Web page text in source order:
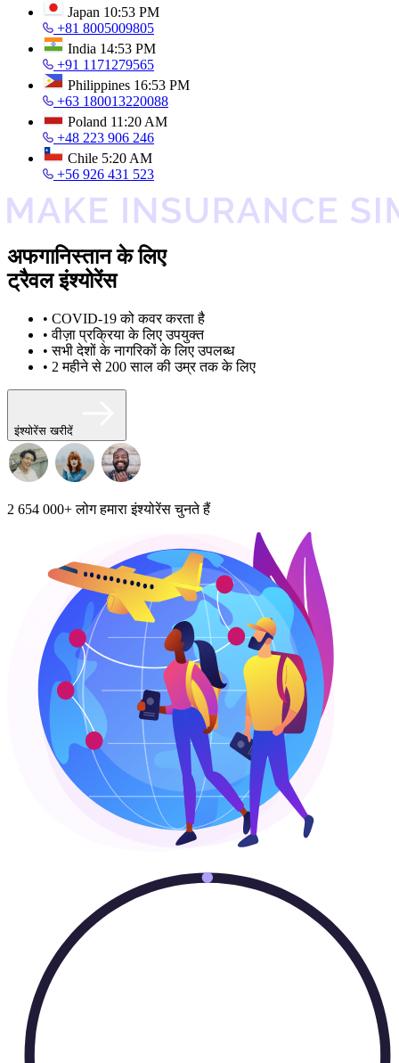
Japan 10:53 PM
+81 8005009805
India 14:53 PM
+91 1171279565
Philippines 16:53 PM
+63 180013220088
Poland 11:20 AM
+48 223 906 246
Chile 5:20 AM
+56 926 431 523
अफगानिस्तान के लिए
ट्रैवल इंश्योरेंस
• COVID-19 को कवर करता है
• वीज़ा प्रक्रिया के लिए उपयुक्त
• सभी देशों के नागरिकों के लिए उपलब्ध
• 2 महीने से 200 साल की उम्र तक के लिए
इंश्योरेंस खरीदें
2 654 000+लोग हमारा इंश्योरेंस चुनते हैं